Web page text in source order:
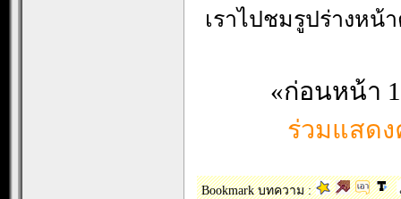
เราไปชมรูปร่างหน้
«ก่อนหน้า 1
ร่วมแสด
Bookmark บทความ :